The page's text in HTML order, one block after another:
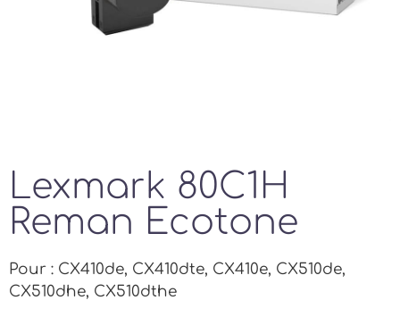
Lexmark 80C1H
Reman Ecotone
Pour : CX410de, CX410dte, CX410e, CX510de,
CX510dhe, CX510dthe